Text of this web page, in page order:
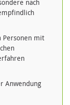
nach
Personen mit
Anwendung